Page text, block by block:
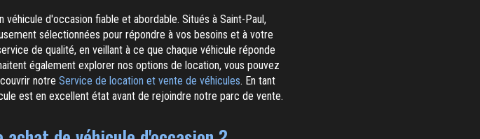
d'occasion fiable et abordable. Situés à Saint-Paul,
sélectionnées pour répondre à vos besoins et à votre
de qualité, en veillant à ce que chaque véhicule réponde
également explorer nos options de location, vous pouvez
notre Service de location et vente de véhicules. En tant
est en excellent état avant de rejoindre notre parc de vente.